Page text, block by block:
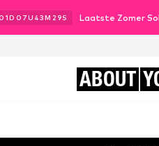
01D 07U 43M 27S Laatste Zomer
ABOUT